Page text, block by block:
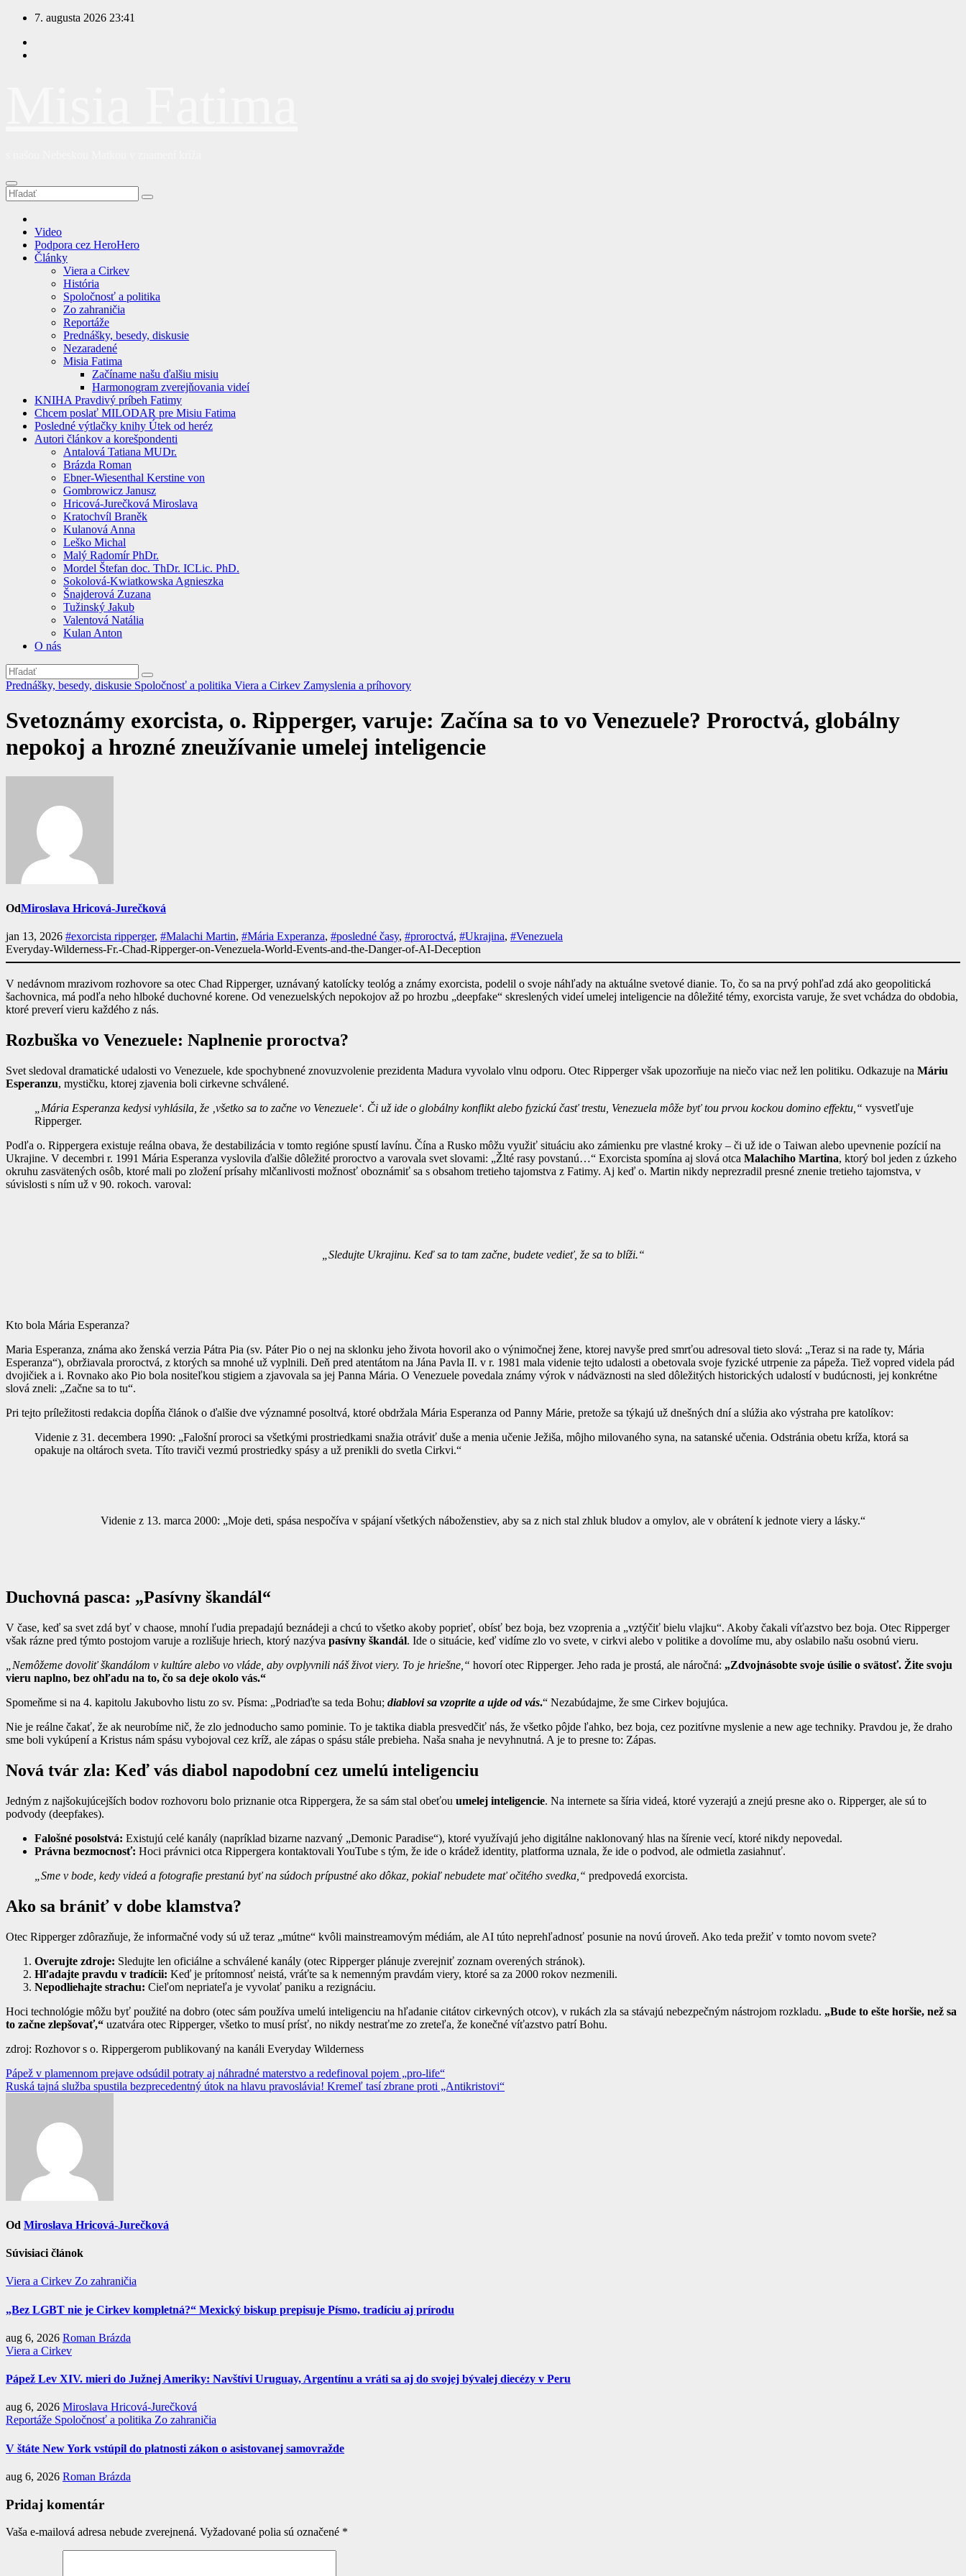
Prejsť
obsah
7. augusta 2026 23:41
Video
Podpora cez HeroHero
Články
Viera a Cirkev
História
Spoločnosť a politika
Zo zahraničia
Reportáže
Prednášky, besedy, diskusie
Nezaradené
Misia Fatima
Začíname našu ďalšiu misiu
Harmonogram zverejňovania videí
KNIHA Pravdivý príbeh Fatimy
Chcem poslať MILODAR pre Misiu Fatima
Posledné výtlačky knihy Útek od heréz
Autori článkov a korešpondenti
Antalová Tatiana MUDr.
Brázda Roman
Ebner-Wiesenthal Kerstine von
Gombrowicz Janusz
Hricová-Jurečková Miroslava
Kratochvíl Braněk
Kulanová Anna
Leško Michal
Malý Radomír PhDr.
Mordel Štefan doc. ThDr. ICLic. PhD.
Sokolová-Kwiatkowska Agnieszka
Šnajderová Zuzana
Tužinský Jakub
Valentová Natália
Kulan Anton
O nás
Prednášky, besedy, diskusie Spoločnosť a politika Viera a Cirkev Zamyslenia a príhovory
Svetoznámy exorcista, o. Ripperger, varuje: Začína sa to vo Venezuele? Proroctvá, globálny
nepokoj a hrozné zneužívanie umelej inteligencie
OdMiroslava Hricová-Jurečková
jan 13, 2026 #exorcista ripperger, #Malachi Martin, #Mária Experanza, #posledné časy, #proroctvá, #Ukrajina, #Venezuela
Everyday-Wilderness-Fr.-Chad-Ripperger-on-Venezuela-World-Events-and-the-Danger-of-AI-Deception
V nedávnom mrazivom rozhovore sa otec Chad Ripperger, uznávaný katolícky teológ a známy exorcista, podelil o svoje náhľady na aktuálne svetové dianie. To, čo sa na prvý pohľad zdá ako geopolitická
šachovnica, má podľa neho hlboké duchovné korene. Od venezuelských nepokojov až po hrozbu „deepfake“ skreslených videí umelej inteligencie na dôležité témy, exorcista varuje, že svet vchádza do obdobia,
ktoré preverí vieru každého z nás.
Rozbuška vo Venezuele: Naplnenie proroctva?
Svet sledoval dramatické udalosti vo Venezuele, kde spochybnené znovuzvolenie prezidenta Madura vyvolalo vlnu odporu. Otec Ripperger však upozorňuje na niečo viac než len politiku. Odkazuje na Máriu
Esperanzu, mystičku, ktorej zjavenia boli cirkevne schválené.
„Mária Esperanza kedysi vyhlásila, že ‚všetko sa to začne vo Venezuele‘. Či už ide o globálny konflikt alebo fyzickú časť trestu, Venezuela môže byť tou prvou kockou domino effektu,“ vysvetľuje
Ripperger.
Podľa o. Rippergera existuje reálna obava, že destabilizácia v tomto regióne spustí lavínu. Čína a Rusko môžu využiť situáciu ako zámienku pre vlastné kroky – či už ide o Taiwan alebo upevnenie pozícií na
Ukrajine. V decembri r. 1991 Mária Esperanza vyslovila ďalšie dôležité proroctvo a varovala svet slovami: „Žlté rasy povstanú…“ Exorcista spomína aj slová otca Malachiho Martina, ktorý bol jeden z úzkeho
okruhu zasvätených osôb, ktoré mali po zložení prísahy mlčanlivosti možnosť oboznámiť sa s obsahom tretieho tajomstva z Fatimy. Aj keď o. Martin nikdy neprezradil presné znenie tretieho tajomstva, v
súvislosti s ním už v 90. rokoch. varoval:
„Sledujte Ukrajinu. Keď sa to tam začne, budete vedieť, že sa to blíži.“
Kto bola Mária Esperanza?
Maria Esperanza, známa ako ženská verzia Pátra Pia (sv. Páter Pio o nej na sklonku jeho života hovoril ako o výnimočnej žene, ktorej navyše pred smrťou adresoval tieto slová: „Teraz si na rade ty, Mária
Esperanza“), obržiavala proroctvá, z ktorých sa mnohé už vyplnili. Deň pred atentátom na Jána Pavla II. v r. 1981 mala videnie tejto udalosti a obetovala svoje fyzické utrpenie za pápeža. Tiež vopred videla pád
dvojičiek a i. Rovnako ako Pio bola nositeľkou stigiem a zjavovala sa jej Panna Mária. O Venezuele povedala známy výrok v nádväznosti na sled dôležitých historických udalostí v budúcnosti, jej konkrétne
slová zneli: „Začne sa to tu“.
Pri tejto príležitosti redakcia dopĺňa článok o ďalšie dve významné posoltvá, ktoré obdržala Mária Esperanza od Panny Márie, pretože sa týkajú už dnešných dní a slúžia ako výstraha pre katolíkov:
Videnie z 31. decembera 1990: „Falošní proroci sa všetkými prostriedkami snažia otráviť duše a menia učenie Ježiša, môjho milovaného syna, na satanské učenia. Odstránia obetu kríža, ktorá sa
opakuje na oltároch sveta. Títo traviči vezmú prostriedky spásy a už prenikli do svetla Cirkvi.“
Videnie z 13. marca 2000: „Moje deti, spása nespočíva v spájaní všetkých náboženstiev, aby sa z nich stal zhluk bludov a omylov, ale v obrátení k jednote viery a lásky.“
Duchovná pasca: „Pasívny škandál“
V čase, keď sa svet zdá byť v chaose, mnohí ľudia prepadajú beznádeji a chcú to všetko akoby poprieť, obísť bez boja, bez vzoprenia a „vztýčiť bielu vlajku“. Akoby čakali víťazstvo bez boja. Otec Ripperger
však rázne pred týmto postojom varuje a rozlišuje hriech, ktorý nazýva pasívny škandál. Ide o situácie, keď vidíme zlo vo svete, v cirkvi alebo v politike a dovolíme mu, aby oslabilo našu osobnú vieru.
„Nemôžeme dovoliť škandálom v kultúre alebo vo vláde, aby ovplyvnili náš život viery. To je hriešne,“ hovorí otec Ripperger. Jeho rada je prostá, ale náročná: „Zdvojnásobte svoje úsilie o svätosť. Žite svoju
vieru naplno, bez ohľadu na to, čo sa deje okolo vás.“
Spomeňme si na 4. kapitolu Jakubovho listu zo sv. Písma: „Podriaďte sa teda Bohu; diablovi sa vzoprite a ujde od vás.“ Nezabúdajme, že sme Cirkev bojujúca.
Nie je reálne čakať, že ak neurobíme nič, že zlo jednoducho samo pominie. To je taktika diabla presvedčiť nás, že všetko pôjde ľahko, bez boja, cez pozitívne myslenie a new age techniky. Pravdou je, že draho
sme boli vykúpení a Kristus nám spásu vybojoval cez kríž, ale zápas o spásu stále prebieha. Naša snaha je nevyhnutná. A je to presne to: Zápas.
Nová tvár zla: Keď vás diabol napodobní cez umelú inteligenciu
Jedným z najšokujúcejších bodov rozhovoru bolo priznanie otca Rippergera, že sa sám stal obeťou umelej inteligencie. Na internete sa šíria videá, ktoré vyzerajú a znejú presne ako o. Ripperger, ale sú to
podvody (deepfakes).
Falošné posolstvá: Existujú celé kanály (napríklad bizarne nazvaný „Demonic Paradise“), ktoré využívajú jeho digitálne naklonovaný hlas na šírenie vecí, ktoré nikdy nepovedal.
Právna bezmocnosť: Hoci právnici otca Rippergera kontaktovali YouTube s tým, že ide o krádež identity, platforma uznala, že ide o podvod, ale odmietla zasiahnuť.
„Sme v bode, kedy videá a fotografie prestanú byť na súdoch prípustné ako dôkaz, pokiaľ nebudete mať očitého svedka,“ predpovedá exorcista.
Ako sa brániť v dobe klamstva?
Otec Ripperger zdôrazňuje, že informačné vody sú už teraz „mútne“ kvôli mainstreamovým médiám, ale AI túto neprehľadnosť posunie na novú úroveň. Ako teda prežiť v tomto novom svete?
Overujte zdroje: Sledujte len oficiálne a schválené kanály (otec Ripperger plánuje zverejniť zoznam overených stránok).
Hľadajte pravdu v tradícii: Keď je prítomnosť neistá, vráťte sa k nemenným pravdám viery, ktoré sa za 2000 rokov nezmenili.
Nepodliehajte strachu: Cieľom nepriateľa je vyvolať paniku a rezignáciu.
Hoci technológie môžu byť použité na dobro (otec sám používa umelú inteligenciu na hľadanie citátov cirkevných otcov), v rukách zla sa stávajú nebezpečným nástrojom rozkladu. „Bude to ešte horšie, než sa
to začne zlepšovať,“ uzatvára otec Ripperger, všetko to musí prísť, no nikdy nestraťme zo zreteľa, že konečné víťazstvo patrí Bohu.
zdroj: Rozhovor s o. Rippergerom publikovaný na kanáli Everyday Wilderness
Navigácia
v
Pápež v plamennom prejave odsúdil potraty aj náhradné materstvo a redefinoval pojem „pro-life“
Ruská tajná služba spustila bezprecedentný útok na hlavu pravoslávia! Kremeľ tasí zbrane proti „Antikristovi“
Od Miroslava Hricová-Jurečková
Súvisiaci článok
Viera a Cirkev Zo zahraničia
„Bez LGBT nie je Cirkev kompletná?“ Mexický biskup prepisuje Písmo, tradíciu aj prírodu
aug 6, 2026 Roman Brázda
Viera a Cirkev
Pápež Lev XIV. mieri do Južnej Ameriky: Navštívi Uruguay, Argentínu a vráti sa aj do svojej bývalej diecézy v Peru
aug 6, 2026 Miroslava Hricová-Jurečková
Reportáže Spoločnosť a politika Zo zahraničia
V štáte New York vstúpil do platnosti zákon o asistovanej samovražde
aug 6, 2026 Roman Brázda
Pridaj komentár
Vaša e-mailová adresa nebude zverejnená. Vyžadované polia sú označené *